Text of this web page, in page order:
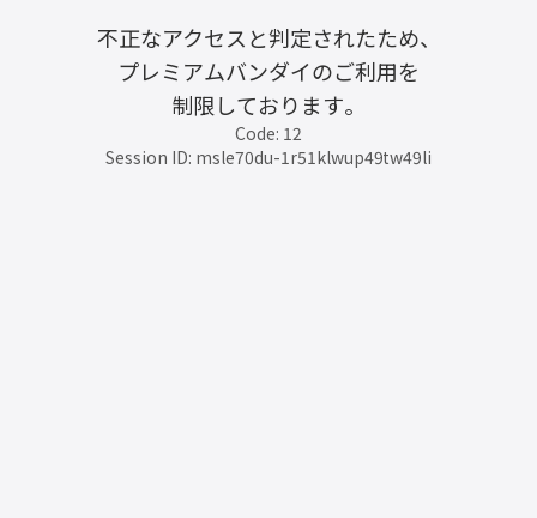
不正なアクセスと判定されたため、
プレミアムバンダイのご利用を
制限しております。
Code: 12
Session ID: msle70du-1r51klwup49tw49li